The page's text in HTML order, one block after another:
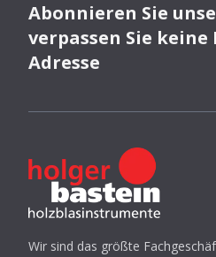
Abonnieren Sie
verpassen Sie
Adresse
Wir sind das größte